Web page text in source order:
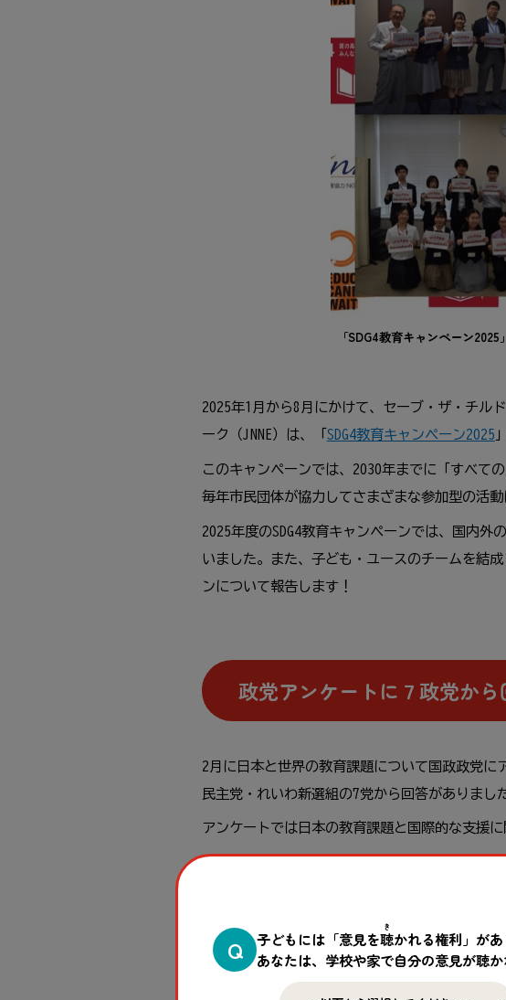
「SDG4教育キャンペーン2025
2025年1 月 から8 月 にかけて、セーブ・ザ・チル
ーク（JNNE）は、「 SDG4教育キャンペーン2025
このキャンペーンでは、2030年までに「すべての
毎年市民団体が協力 してさまざまな参加型の活動
2025年度のSDG4教育キャンペーンでは、 国内外の
いました。また、 子ども・ユースのチームを結成
ンについて報告します！
政党アンケートに７政党から
2月 に日本と世界の教育課題について国政政党に
民主党 ・れいわ新選組の7党から回答がありまし
アンケートでは日本の教育課題と 国際的な支援に
Q
子どもには「意見を聴
き
かれる権利」があ
あなたは、学校や家で自分の意見が聴